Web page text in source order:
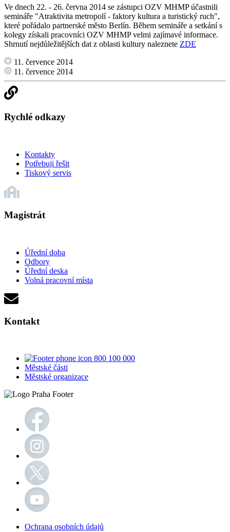
Ve dnech 22. - 26. června 2014 se zástupci OZV MHMP účastnili
semináře "Atraktivita metropolí - faktory kultura a turistický ruch",
které pořádalo partnerské město Berlín. Během semináře a setkání s
kolegy získali pracovníci OZV MHMP velmi zajímavé informace.
Shrnutí nejdůležitějších dat z oblasti kultury naleznete ZDE
11. července 2014
11. července 2014
Rychlé odkazy
Kontakty
Potřebuji řešit
Tiskový servis
Magistrát
Úřední doba
Odbory
Úřední deska
Volná pracovní místa
Kontakt
800 100 000
Městské části
Městské organizace
Ochrana osobních údajů